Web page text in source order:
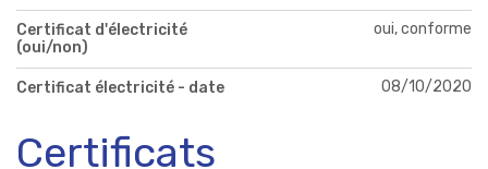
Certificat d'électricité
(oui/non)
oui, conforme
Certificat électricité - date 08/10/2020
Certificats